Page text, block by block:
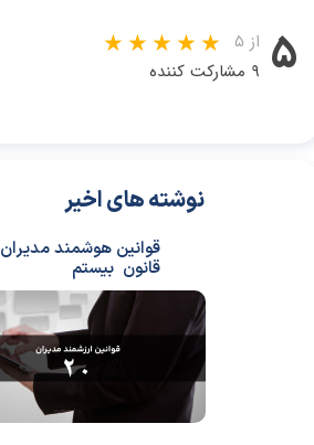
۵ از ۵
۹ مشارکت کننده
قوانین هوشمند مدیران
قانون بیستم
نوشته های اخیر